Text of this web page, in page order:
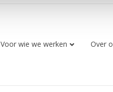
Voor wie we werken Over